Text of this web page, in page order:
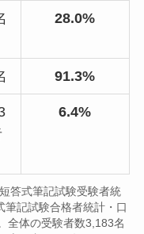
28.0%
91.3%
6.4%
答式筆記試験受験者統
記試験合格者統計・口
全体の受験者数3,183名